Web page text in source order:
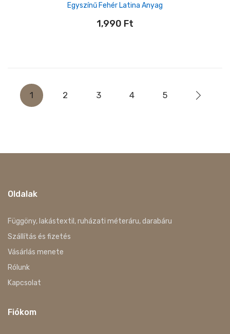
Egyszínű Fehér Latina Anyag
1,990 Ft
1 2 3 4 5
Oldalak
Függöny, lakástextil, ruházati méteráru, darabáru
Szállítás és fizetés
Vásárlás menete
Rólunk
Kapcsolat
Fiókom